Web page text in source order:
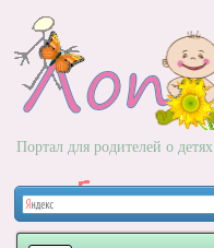
Портал для родителей о детях